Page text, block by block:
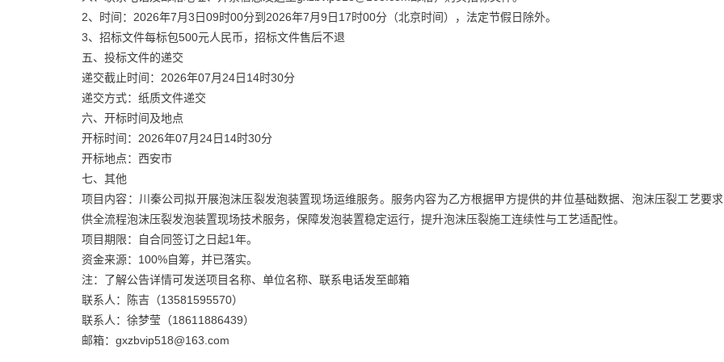
2、时间：2026年7月3日09时00分到2026年7月9日17时00分（北京时间），法定节假日除外。
3、招标文件每标包500元人民币，招标文件售后不退
五、投标文件的递交
递交截止时间：2026年07月24日14时30分
递交方式：纸质文件递交
六、开标时间及地点
开标时间：2026年07月24日14时30分
开标地点：西安市
七、其他
项目内容：川秦公司拟开展泡沫压裂发泡装置现场运维服务。服务内容为乙方根据甲方提供的井位基础数据、泡沫压裂工艺要
供全流程泡沫压裂发泡装置现场技术服务，保障发泡装置稳定运行，提升泡沫压裂施工连续性与工艺适配性。
项目期限：自合同签订之日起1年。
资金来源：100%自筹，并已落实。
注：了解公告详情可发送项目名称、单位名称、联系电话发至邮箱
联系人：陈吉（13581595570）
联系人：徐梦莹（18611886439）
邮箱：gxzbvip518@163.com